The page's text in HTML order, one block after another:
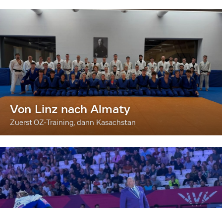
Von Linz nach Almaty
Zuerst OZ-Training, dann Kasachstan